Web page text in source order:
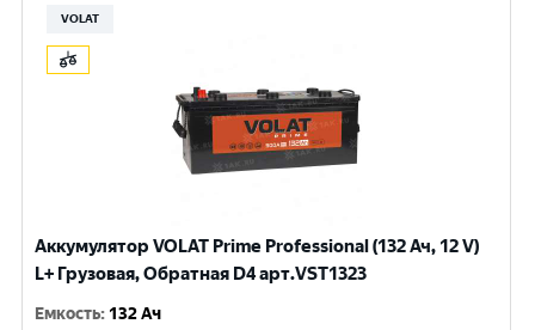
VOLAT
Аккумулятор VOLAT Prime Professional (132 Ач, 12 V)
L+ Грузовая, Обратная D4 арт.VST1323
Емкость: 132 Ач